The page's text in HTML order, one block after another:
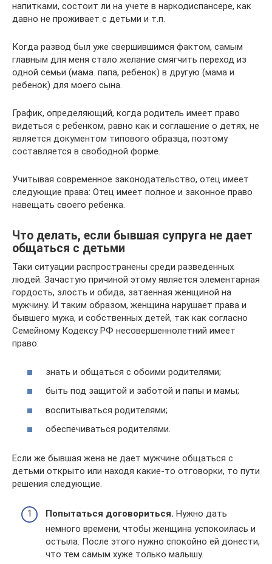
напитками, состоит ли на учете в наркодиспансере, как
давно не проживает с детьми и т.п.
Когда развод был уже свершившимся фактом, самым
главным для меня стало желание смягчить переход из
одной семьи (мама. папа, ребенок) в другую (мама и
ребенок) для моего сына.
График, определяющий, когда родитель имеет право
видеться с ребенком, равно как и соглашение о детях, не
является документом типового образца, поэтому
составляется в свободной форме.
Учитывая современное законодательство, отец имеет
следующие права: Отец имеет полное и законное право
навещать своего ребенка.
Что делать, если бывшая супруга не дает
общаться с детьми
Таки ситуации распространены среди разведенных
людей. Зачастую причиной этому является элементарная
гордость, злость и обида, затаенная женщиной на
мужчину. И таким образом, женщина нарушает права и
бывшего мужа, и собственных детей, так как согласно
Семейному Кодексу РФ несовершеннолетний имеет
право:
знать и общаться с обоими родителями;
быть под защитой и заботой и папы и мамы;
воспитываться родителями;
обеспечиваться родителями.
Если же бывшая жена не дает мужчине общаться с
детьми открыто или находя какие-то отговорки, то пути
решения следующие.
Попытаться договориться. Нужно дать
немного времени, чтобы женщина успокоилась и
остыла. После этого нужно спокойно ей донести,
что тем самым хуже только малышу.